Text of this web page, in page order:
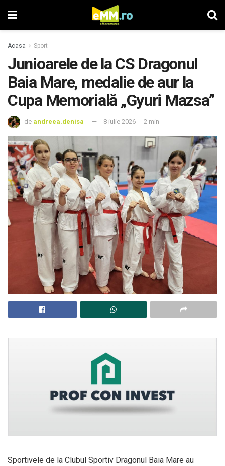
Acasa Sport
Junioarele de la CS Dragonul
Baia Mare, medalie de aur la
Cupa Memorială „Gyuri Mazsa”
de andreea.denisa 8 iulie 2026 2 min
Sportivele de la Clubul Sportiv Dragonul Baia Mare au